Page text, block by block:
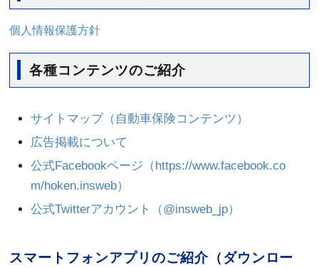
個人情報保護方針
各種コンテンツのご紹介
サイトマップ（自動車保険コンテンツ）
広告掲載について
公式Facebookページ（https://www.facebook.co
m/hoken.insweb）
公式Twitterアカウント（@insweb_jp）
スマートフォンアプリのご紹介（ダウンロー